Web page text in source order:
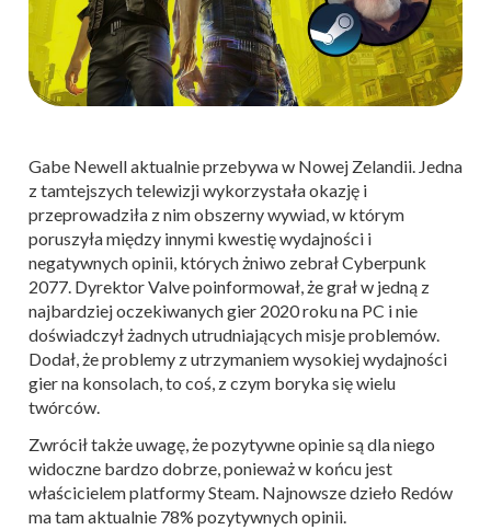
Gabe Newell aktualnie przebywa w Nowej Zelandii. Jedna
z tamtejszych telewizji wykorzystała okazję i
przeprowadziła z nim obszerny wywiad, w którym
poruszyła między innymi kwestię wydajności i
negatywnych opinii, których żniwo zebrał Cyberpunk
2077. Dyrektor Valve poinformował, że grał w jedną z
najbardziej oczekiwanych gier 2020 roku na PC i nie
doświadczył żadnych utrudniających misje problemów.
Dodał, że problemy z utrzymaniem wysokiej wydajności
gier na konsolach, to coś, z czym boryka się wielu
twórców.
Zwrócił także uwagę, że pozytywne opinie są dla niego
widoczne bardzo dobrze, ponieważ w końcu jest
właścicielem platformy Steam. Najnowsze dzieło Redów
ma tam aktualnie 78% pozytywnych opinii.